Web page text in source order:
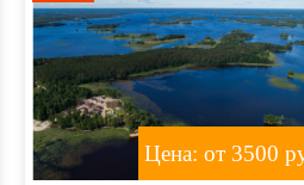
Цена: от 3500